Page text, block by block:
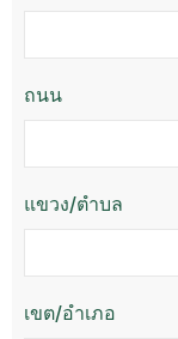
ถนน
แขวง/ตำบล
เขต/อำเภอ